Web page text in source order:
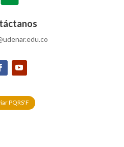
PQRS'F